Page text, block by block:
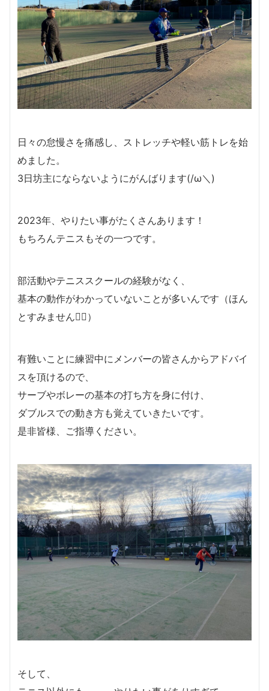
日々の怠慢さを痛感し、ストレッチや軽い筋トレを始
めました。
3日坊主にならないようにがんばります(/ω＼)
2023年、やりたい事がたくさんあります！
もちろんテニスもその一つです。
部活動やテニススクールの経験がなく、
基本の動作がわかっていないことが多いんです（ほん
とすみません🙇‍♀️）
有難いことに練習中にメンバーの皆さんからアドバイ
スを頂けるので、
サーブやボレーの基本の打ち方を身に付け、
ダブルスでの動き方も覚えていきたいです。
是非皆様、ご指導ください。
そして、